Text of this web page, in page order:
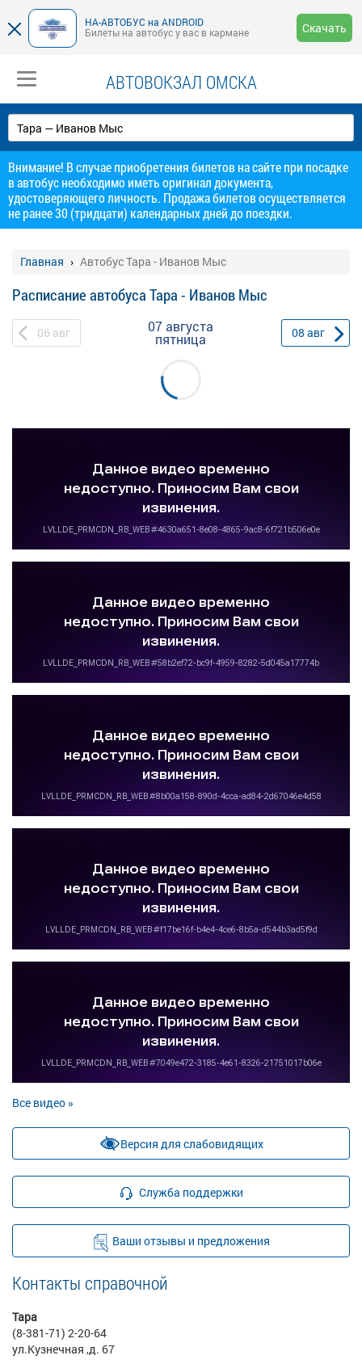
НА-АВТОБУС на ANDROID
Билеты на автобус у вас в кармане
Скачать
АВТОВОКЗАЛ ОМСКА
Внимание! В случае приобретения билетов на сайте при посадке
в автобус необходимо иметь оригинал документа,
удостоверяющего личность. Продажа билетов осуществляется
не ранее 30 (тридцати) календарных дней до поездки.
Главная Автобус Тара - Иванов Мыс
Расписание автобуса Тара - Иванов Мыс
06 авг 07 августа
пятница 08 авг
Все видео »
Версия для слабовидящих
Служба поддержки
Ваши отзывы и предложения
Контакты справочной
Тара
(8-381-71) 2-20-64
ул.Кузнечная ,д. 67